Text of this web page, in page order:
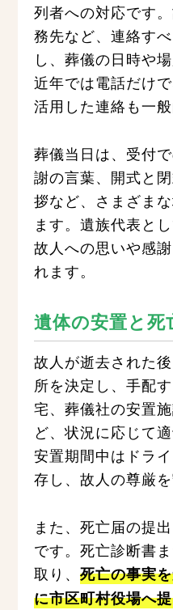
列者への対応です
務先など、連絡す
し、葬儀の日時や
近年では電話だけ
活用した連絡も一
葬儀当日は、受付
謝の言葉、開式と
拶など、さまざま
ます。遺族代表と
故人への思いや感
れます。
遺体の安置と死
故人が逝去された
所を決定し、手配
宅、葬儀社の安置
ど、状況に応じて
安置期間中はドラ
存し、故人の尊厳を
また、死亡届の提
です。死亡診断書
取り、死亡の事実
に市区町村役場へ